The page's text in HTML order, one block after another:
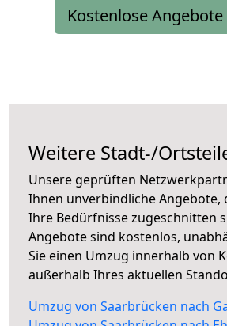
Kostenlose
Weitere Stadt-/
Unsere geprüften
Ihnen unverbindliche Angebote,
Ihre Bedürfnisse zugeschnitten
Angebote sind kostenlos,
Sie einen Umzug innerhalb von
außerhalb Ihres aktuellen
Umzug von Saarbrücken nach